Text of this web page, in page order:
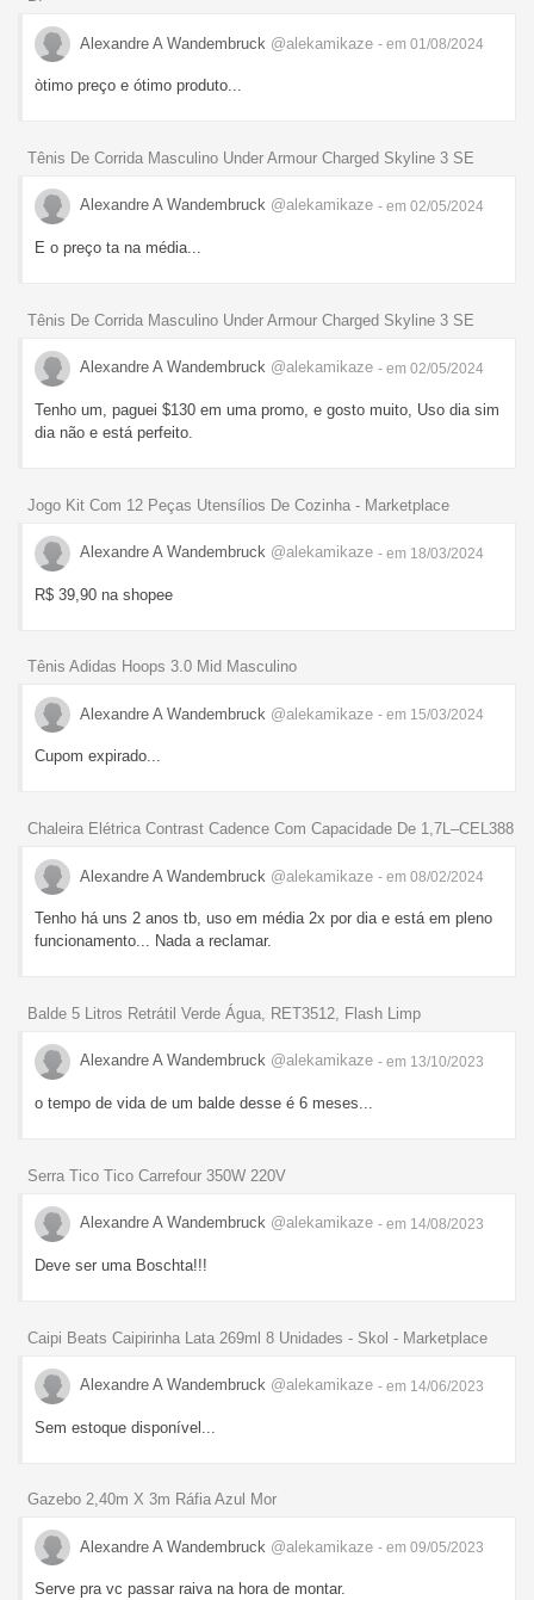
Alexandre A Wandembruck @alekamikaze - em 01/08/2024
òtimo preço e ótimo produto...
Tênis De Corrida Masculino Under Armour Charged Skyline 3 SE
Alexandre A Wandembruck @alekamikaze - em 02/05/2024
E o preço ta na média...
Tênis De Corrida Masculino Under Armour Charged Skyline 3 SE
Alexandre A Wandembruck @alekamikaze - em 02/05/2024
Tenho um, paguei $130 em uma promo, e gosto muito, Uso dia sim
dia não e está perfeito.
Jogo Kit Com 12 Peças Utensílios De Cozinha - Marketplace
Alexandre A Wandembruck @alekamikaze - em 18/03/2024
R$ 39,90 na shopee
Tênis Adidas Hoops 3.0 Mid Masculino
Alexandre A Wandembruck @alekamikaze - em 15/03/2024
Cupom expirado...
Chaleira Elétrica Contrast Cadence Com Capacidade De 1,7L–CEL388
Alexandre A Wandembruck @alekamikaze - em 08/02/2024
Tenho há uns 2 anos tb, uso em média 2x por dia e está em pleno
funcionamento... Nada a reclamar.
Balde 5 Litros Retrátil Verde Água, RET3512, Flash Limp
Alexandre A Wandembruck @alekamikaze - em 13/10/2023
o tempo de vida de um balde desse é 6 meses...
Serra Tico Tico Carrefour 350W 220V
Alexandre A Wandembruck @alekamikaze - em 14/08/2023
Deve ser uma Boschta!!!
Caipi Beats Caipirinha Lata 269ml 8 Unidades - Skol - Marketplace
Alexandre A Wandembruck @alekamikaze - em 14/06/2023
Sem estoque disponível...
Gazebo 2,40m X 3m Ráfia Azul Mor
Alexandre A Wandembruck @alekamikaze - em 09/05/2023
Serve pra vc passar raiva na hora de montar.